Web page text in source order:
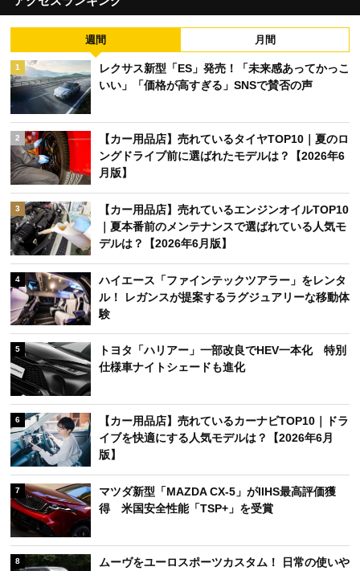
週間 月間
1
レクサス新型「ES」発売！「未来感あってかっこ
いい」「価格が高すぎる」SNSで賛否の声
2
【カー用品店】売れているタイヤTOP10｜夏のロ
ングドライブ前に選ばれたモデルは？【2026年6
月版】
3
【カー用品店】売れているエンジンオイルTOP10
｜夏本番前のメンテナンスで選ばれている人気モ
デルは？【2026年6月版】
4
ハイエース「ファインテックツアラー」をレンタ
ル！ レガンスが提案するラグジュアリーな移動体
験
5
トヨタ「ハリアー」一部改良でHEV一本化 特別
仕様車ナイトシェードも進化
6
【カー用品店】売れているカーナビTOP10｜ドラ
イブを快適にする人気モデルは？【2026年6月
版】
7
マツダ新型「MAZDA CX-5」がIIHS最高評価獲
得 米国安全性能「TSP+」を受賞
8
ムーヴをユーロスポーツカスタム！ 日常の使いや